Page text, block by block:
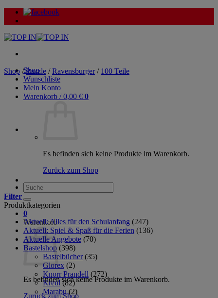
Zum
Inhalt
Shop
Wunschliste
Mein Konto
Warenkorb /0,00 € 0
Es befinden sich keine Produkte im Warenkorb.
Zurück zum Shop
Suche
nach:
0
Warenkorb
Es befinden sich keine Produkte im Warenkorb.
Zurück zum Shop
Shop / Puzzle / Ravensburger / 100 Teile
Filter
Produktkategorien
Aktuell: Alles für den Schulanfang (247)
Aktuell: Spiel & Spaß für die Ferien (136)
Aktuelle Angebote (70)
Bastelshop (398)
Bastelbücher (35)
Glorex (2)
Knorr Prandell (272)
Kreul (82)
Marabu (2)